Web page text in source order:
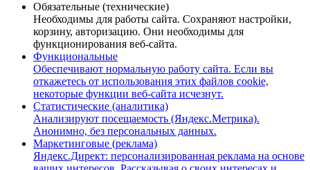
Обязательные (технические)
Необходимы для работы сайта. Сохраняют настройки,
корзину, авторизацию. Они необходимы для
функционирования веб-сайта.
Функциональные
Обеспечивают нормальную работу сайта. Если вы
откажетесь от использования этих файлов cookie,
некоторые функции веб-сайта исчезнут.
Статистические (аналитика)
Анализируют посещаемость (Яндекс.Метрика).
Анонимно, без персональных данных.
Маркетинговые (реклама)
Яндекс.Директ: персонализированная реклама на основе